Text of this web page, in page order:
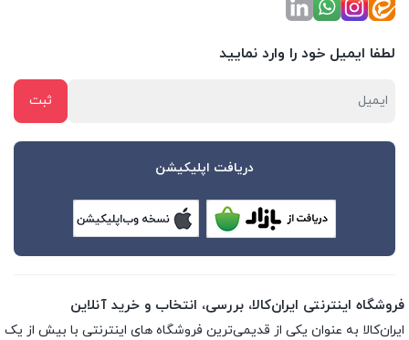
لطفا ایمیل خود را وارد نمایید
دریافت اپلیکیشن
فروشگاه اینترنتی ایران‌کالا، بررسی، انتخاب و خرید آنلاین
ایران‌کالا به عنوان یکی از قدیمی‌ترین فروشگاه های اینترنتی با بیش از یک